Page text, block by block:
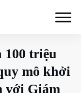
100 triệu
mô khởi
với Giám